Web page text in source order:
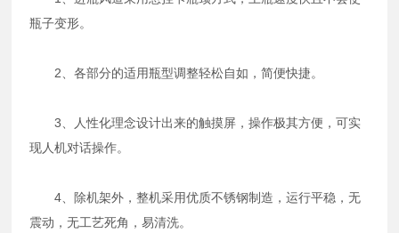
瓶子变形。
2、各部分的适用瓶型调整轻松自如，简便快捷。
3、人性化理念设计出来的触摸屏，操作极其方便，可实
现人机对话操作。
4、除机架外，整机采用优质不锈钢制造，运行平稳，无
震动，无工艺死角，易清洗。